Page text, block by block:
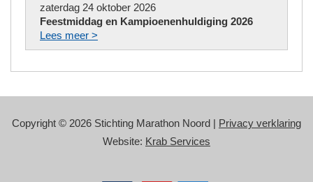
zaterdag 24 oktober 2026
Feestmiddag en Kampioenenhuldiging 2026
Lees meer >
Copyright © 2026 Stichting Marathon Noord | Privacy verklaring
Website: Krab Services